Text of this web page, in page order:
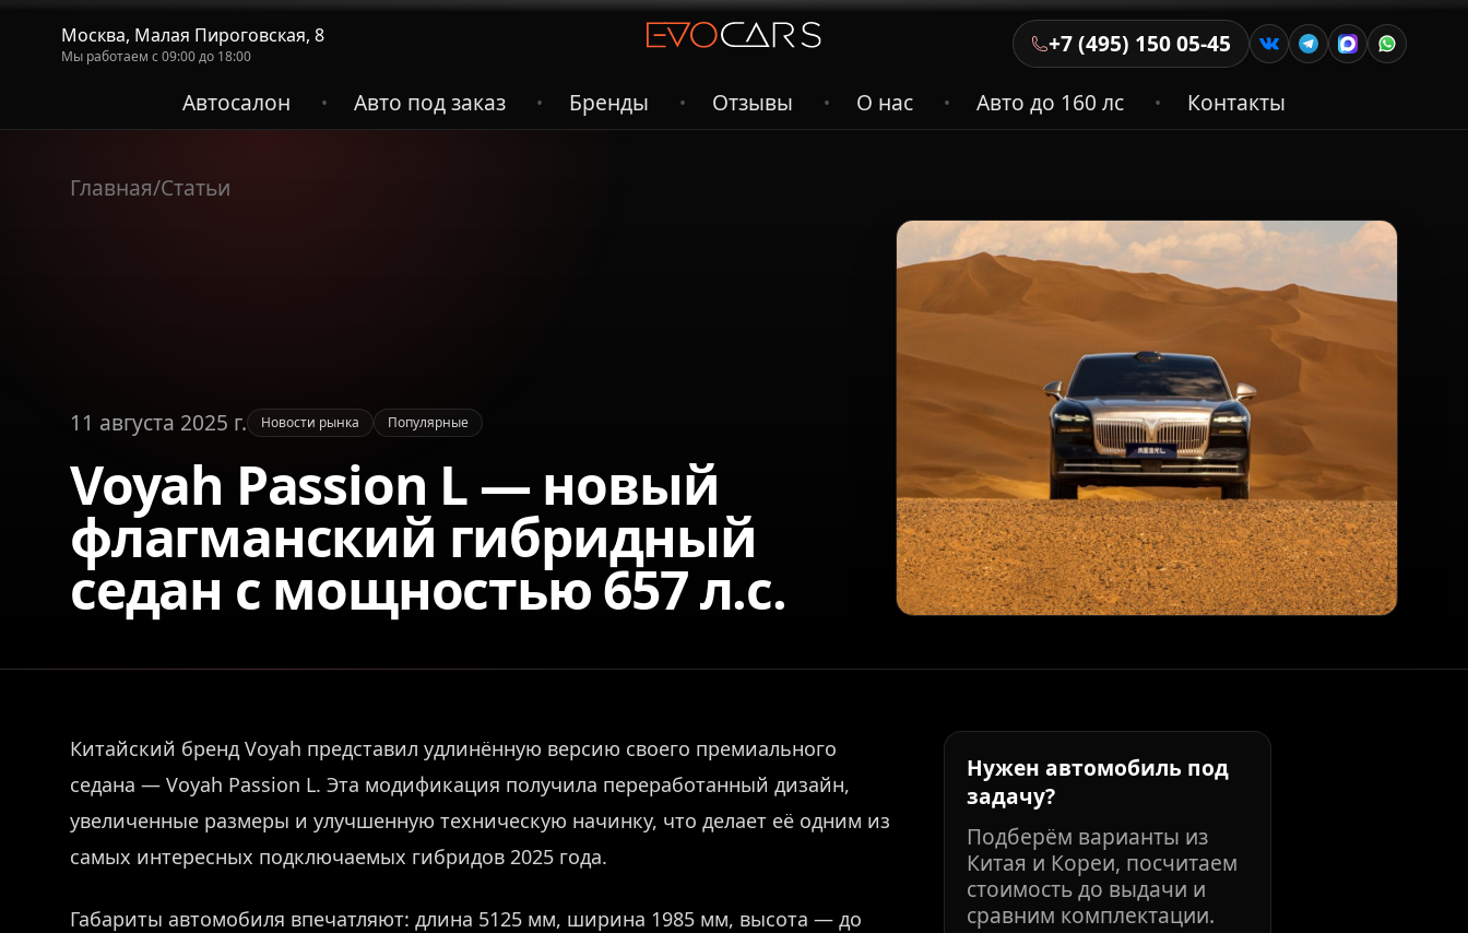
Москва, Малая Пироговская, 8
Мы работаем с 09:00 до 18:00
+7 (495) 150 05-45
Автосалон
• Авто под заказ • Бренды • Отзывы • О нас • Авто до 160 лс • Контакты
Главная/Статьи
11 августа 2025 г. Новости рынка Популярные
Voyah Passion L — новый
флагманский гибридный
седан с мощностью 657 л.с.
Китайский бренд Voyah представил удлинённую версию своего премиального
седана — Voyah Passion L. Эта модификация получила переработанный дизайн,
увеличенные размеры и улучшенную техническую начинку, что делает её одним из
самых интересных подключаемых гибридов 2025 года.
Габариты автомобиля впечатляют: длина 5125 мм, ширина 1985 мм, высота — до
Нужен автомобиль под
задачу?
Подберём варианты из
Китая и Кореи, посчитаем
стоимость до выдачи и
сравним комплектации.